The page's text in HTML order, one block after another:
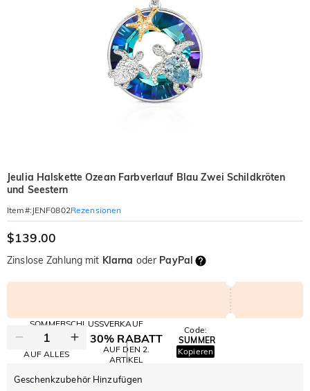
Jeulia Halskette Ozean Farbverlauf Blau Zwei Schildkröten
und Seestern
Item#: JENF0802Rezensionen
$139.00
Zinslose Zahlung mit Klarna oder PayPal
SOMMERSCHLUSSVERKAUF
10% RABATT
AUF ALLES
30% RABATT
AUF DEN 2.
ARTIKEL
Code:
SUMMER
Kopieren
Geschenkzubehör Hinzufügen